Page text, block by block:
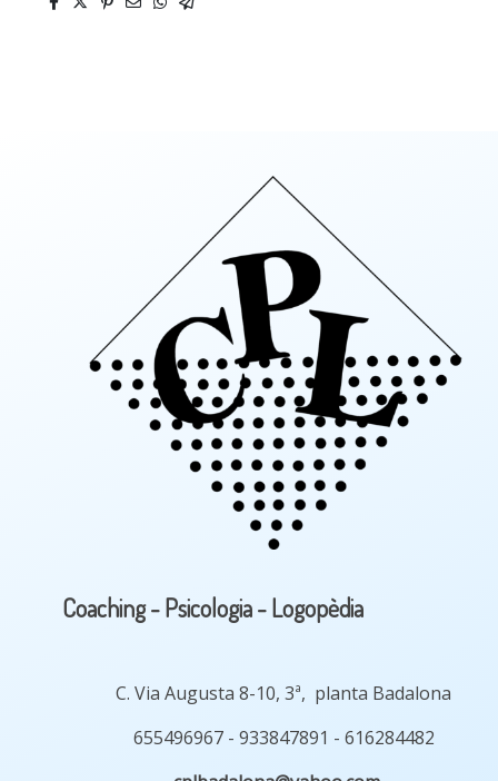
Coaching - Psicologia - Logopèdia
C. Via Augusta 8-10, 3ª, planta Badalona
655496967 - 933847891 - 616284482